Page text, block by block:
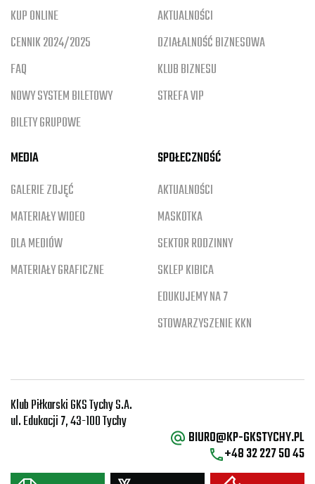
KUP ONLINE
CENNIK 2024/2025
FAQ
NOWY SYSTEM BILETOWY
BILETY GRUPOWE
AKTUALNOŚCI
DZIAŁALNOŚĆ BIZNESOWA
KLUB BIZNESU
STREFA VIP
MEDIA
GALERIE ZDJĘĆ
MATERIAŁY WIDEO
DLA MEDIÓW
MATERIAŁY GRAFICZNE
SPOŁECZNOŚĆ
AKTUALNOŚCI
MASKOTKA
SEKTOR RODZINNY
SKLEP KIBICA
EDUKUJEMY NA 7
STOWARZYSZENIE KKN
Klub Piłkarski GKS Tychy S.A.
ul. Edukacji 7, 43-100 Tychy
BIURO@KP-GKSTYCHY.PL
+48 32 227 50 45